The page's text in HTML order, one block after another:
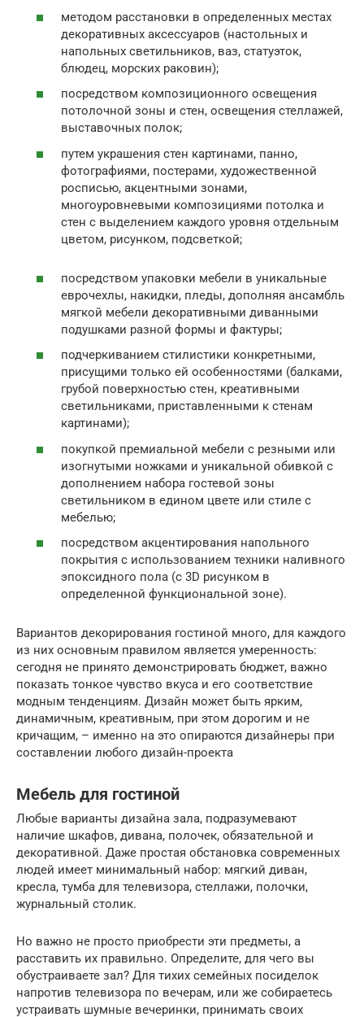
методом расстановки в определенных местах
декоративных аксессуаров (настольных и
напольных светильников, ваз, статуэток,
блюдец, морских раковин);
посредством композиционного освещения
потолочной зоны и стен, освещения стеллажей,
выставочных полок;
путем украшения стен картинами, панно,
фотографиями, постерами, художественной
росписью, акцентными зонами,
многоуровневыми композициями потолка и
стен с выделением каждого уровня отдельным
цветом, рисунком, подсветкой;
посредством упаковки мебели в уникальные
еврочехлы, накидки, пледы, дополняя ансамбль
мягкой мебели декоративными диванными
подушками разной формы и фактуры;
подчеркиванием стилистики конкретными,
присущими только ей особенностями (балками,
грубой поверхностью стен, креативными
светильниками, приставленными к стенам
картинами);
покупкой премиальной мебели с резными или
изогнутыми ножками и уникальной обивкой с
дополнением набора гостевой зоны
светильником в едином цвете или стиле с
мебелью;
посредством акцентирования напольного
покрытия с использованием техники наливного
эпоксидного пола (с 3D рисунком в
определенной функциональной зоне).
Вариантов декорирования гостиной много, для каждого
из них основным правилом является умеренность:
сегодня не принято демонстрировать бюджет, важно
показать тонкое чувство вкуса и его соответствие
модным тенденциям. Дизайн может быть ярким,
динамичным, креативным, при этом дорогим и не
кричащим, – именно на это опираются дизайнеры при
составлении любого дизайн-проекта
Мебель для гостиной
Любые варианты дизайна зала, подразумевают
наличие шкафов, дивана, полочек, обязательной и
декоративной. Даже простая обстановка современных
людей имеет минимальный набор: мягкий диван,
кресла, тумба для телевизора, стеллажи, полочки,
журнальный столик.
Но важно не просто приобрести эти предметы, а
расставить их правильно. Определите, для чего вы
обустраиваете зал? Для тихих семейных посиделок
напротив телевизора по вечерам, или же собираетесь
устраивать шумные вечеринки, принимать своих